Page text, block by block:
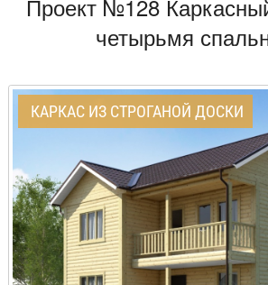
Проект №128
четырьмя
КАРКАС ИЗ СТРОГАНОЙ ДОСКИ